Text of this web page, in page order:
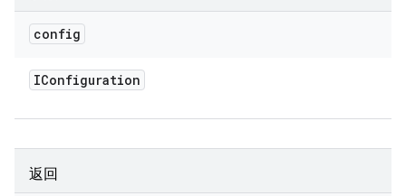
config
IConfiguration
返回